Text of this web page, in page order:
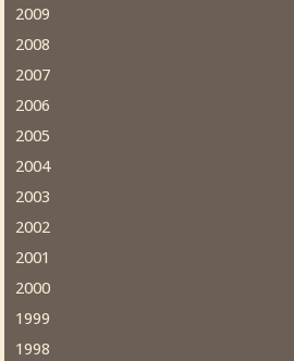
2009
2008
2007
2006
2005
2004
2003
2002
2001
2000
1999
1998